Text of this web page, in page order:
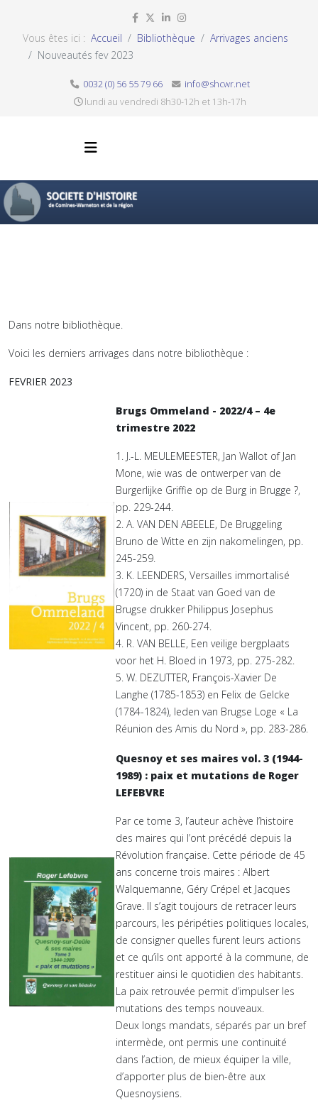
Vous êtes ici : Accueil Bibliothèque
Arrivages anciens
Nouveautés fev 2023
0032 (0) 56 55 79 66
info@shcwr.net
lundi au vendredi 8h30-12h et 13h-17h
Dans notre bibliothèque.
Voici les derniers arrivages dans notre bibliothèque :
FEVRIER 2023
Brugs Ommeland - 2022/4 – 4e
trimestre 2022
1. J.-L. MEULEMEESTER, Jan Wallot of Jan
Mone, wie was de ontwerper van de
Burgerlijke Griffie op de Burg in Brugge ?,
pp. 229-244.
2. A. VAN DEN ABEELE, De Bruggeling
Bruno de Witte en zijn nakomelingen, pp.
245-259.
3. K. LEENDERS, Versailles immortalisé
(1720) in de Staat van Goed van de
Brugse drukker Philippus Josephus
Vincent, pp. 260-274.
4. R. VAN BELLE, Een veilige bergplaats
voor het H. Bloed in 1973, pp. 275-282.
5. W. DEZUTTER, François-Xavier De
Langhe (1785-1853) en Felix de Gelcke
(1784-1824), leden van Brugse Loge « La
Réunion des Amis du Nord », pp. 283-286.
Quesnoy et ses maires vol. 3 (1944-
1989) : paix et mutations de Roger
LEFEBVRE
Par ce tome 3, l’auteur achève l’histoire
des maires qui l’ont précédé depuis la
Révolution française. Cette période de 45
ans concerne trois maires : Albert
Walquemanne, Géry Crépel et Jacques
Grave. Il s’agit toujours de retracer leurs
parcours, les péripéties politiques locales,
de consigner quelles furent leurs actions
et ce qu’ils ont apporté à la commune, de
restituer ainsi le quotidien des habitants.
La paix retrouvée permit d’impulser les
mutations des temps nouveaux.
Deux longs mandats, séparés par un bref
intermède, ont permis une continuité
dans l’action, de mieux équiper la ville,
d’apporter plus de bien-être aux
Quesnoysiens.